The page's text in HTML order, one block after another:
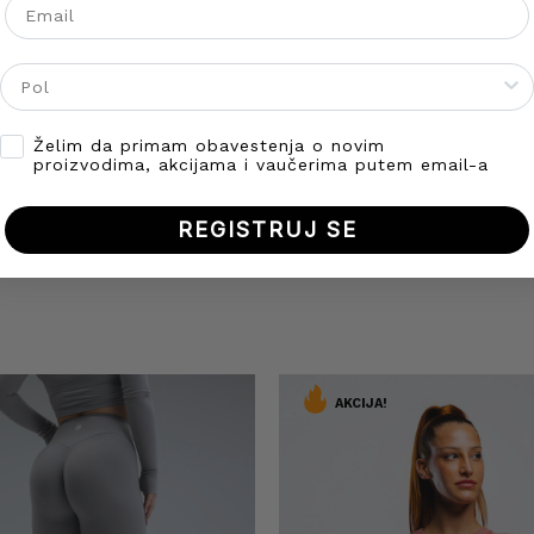
AKCIJA!
Gender
Opt-inŽelim da primam obavestenja o novim
proizvodima, akcijama i vaučerima putem email-a
REGISTRUJ SE